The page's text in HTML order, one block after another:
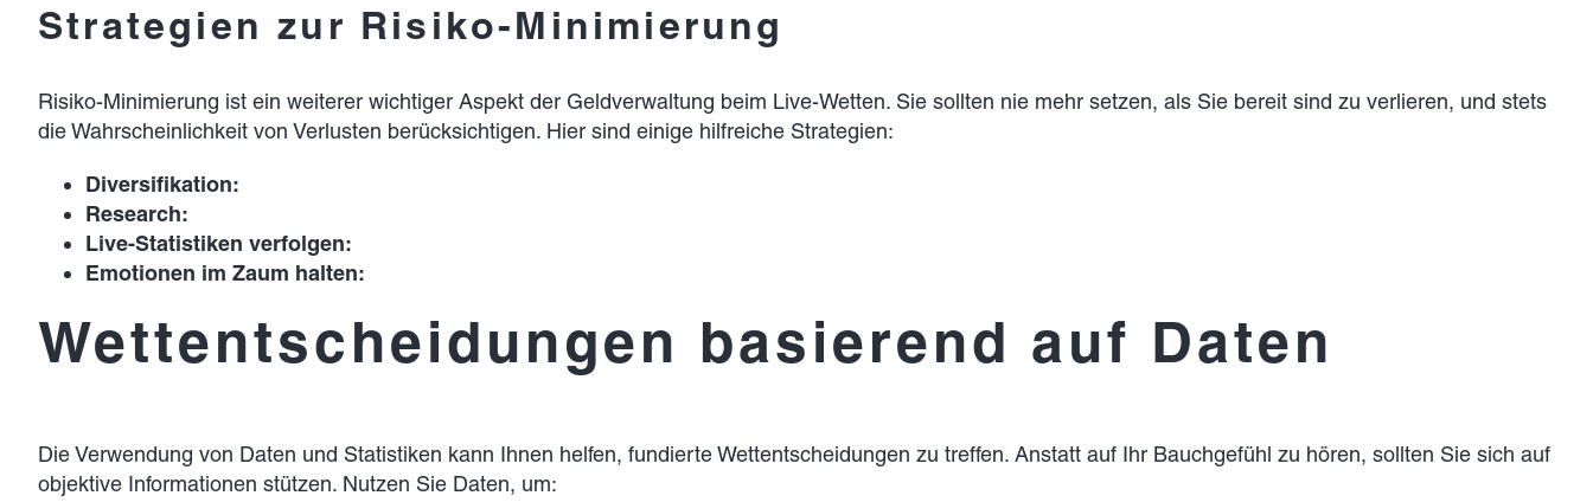
Strategien zur Risiko-Minimierung
Risiko-Minimierung ist ein weiterer wichtiger Aspekt der Geldverwaltung beim Live-Wetten. Sie sollten nie mehr setzen, als Sie bereit sind zu verlieren, und stets
die Wahrscheinlichkeit von Verlusten berücksichtigen. Hier sind einige hilfreiche Strategien:
Diversifikation:
Research:
Live-Statistiken verfolgen:
Emotionen im Zaum halten:
Wettentscheidungen basierend auf Daten
Die Verwendung von Daten und Statistiken kann Ihnen helfen, fundierte Wettentscheidungen zu treffen. Anstatt auf Ihr Bauchgefühl zu hören, sollten Sie sich auf
objektive Informationen stützen. Nutzen Sie Daten, um: